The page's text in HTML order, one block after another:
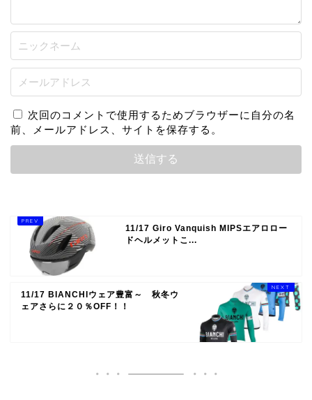
次回のコメントで使用するためブラウザーに自分の名
前、メールアドレス、サイトを保存する。
11/17 Giro Vanquish MIPSエアロロー
ドヘルメットこ...
11/17 BIANCHIウェア豊富～ 秋冬ウ
ェアさらに２０％OFF！！